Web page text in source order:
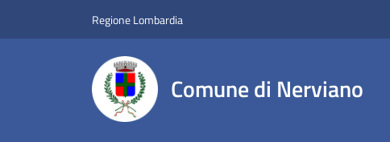
Regione Lombardia
Comune di Nerviano